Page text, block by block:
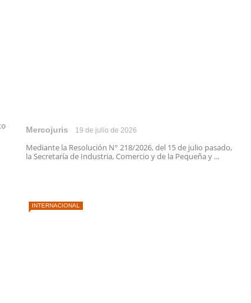
Mercojuris 19 de julio de 2026
Mediante la Resolución N° 218/2026, del 15 de julio pasado,
la Secretaría de Industria, Comercio y de la Pequeña y ...
INTERNACIONAL